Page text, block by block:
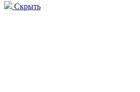
Скрыть